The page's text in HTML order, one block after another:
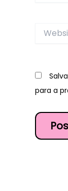
Website
para a